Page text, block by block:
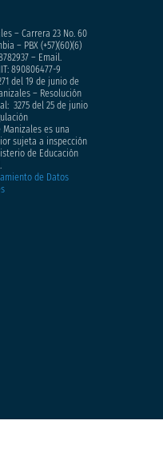
– Carrera 23 No. 60
– PBX (+57)(60)(6)
– Email.
890806477-9
del 19 de junio de
– Resolución
3275 del 25 de junio
es una
sujeta a inspección
de Educación
de Datos